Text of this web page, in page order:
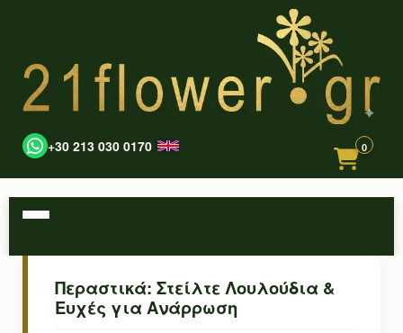
+30 213 030 0170 0
Περαστικά: Στείλτε Λουλούδια &
Ευχές για Ανάρρωση